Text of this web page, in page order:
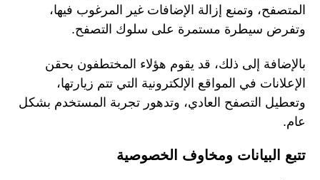
المتصفح، وتمنع إزالة الإضافات غير المرغوب فيها،
وتفرض سيطرة مستمرة على سلوك التصفح.
بالإضافة إلى ذلك، قد يقوم هؤلاء المختطفون بحقن
الإعلانات في المواقع الإلكترونية التي تتم زيارتها،
وتعطيل التصفح العادي، وتدهور تجربة المستخدم بشكل
عام.
تتبع البيانات ومخاوف الخصوصية